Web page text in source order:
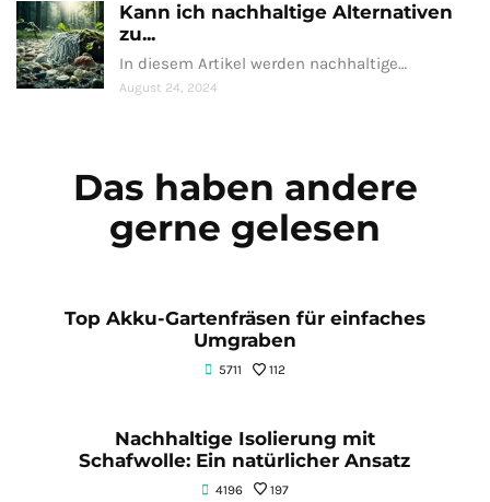
Kann ich nachhaltige Alternativen
zu...
In diesem Artikel werden nachhaltige…
August 24, 2024
Das haben andere
gerne gelesen
Top Akku-Gartenfräsen für einfaches
Umgraben
5711 112
Nachhaltige Isolierung mit
Schafwolle: Ein natürlicher Ansatz
4196 197